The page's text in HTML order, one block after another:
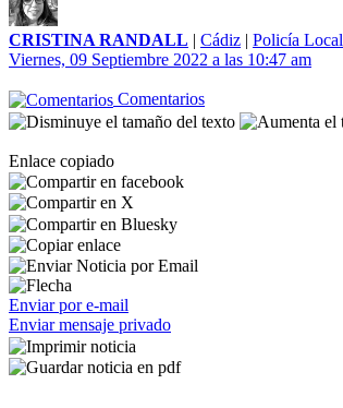
CRISTINA RANDALL | Cádiz | Policía Local
Viernes, 09 Septiembre 2022 a las 10:47 am
Comentarios
Enlace copiado
Enviar por e-mail
Enviar mensaje privado